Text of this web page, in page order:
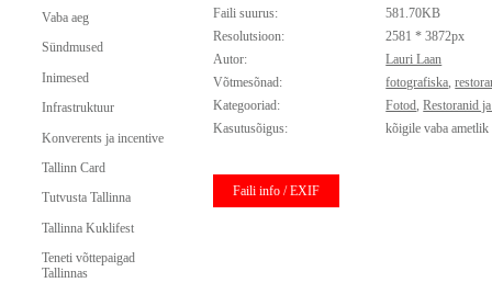
Vaba aeg
Sündmused
Inimesed
Infrastruktuur
Konverents ja incentive
Tallinn Card
Tutvusta Tallinna
Tallinna Kuklifest
Teneti võttepaigad
Tallinnas
Faili suurus:
581.70KB
Resolutsioon:
2581 * 3872px
Autor:
Lauri Laan
Võtmesõnad:
fotografiska,
Kategooriad:
Fotod,Restoranid
Kasutusõigus:
kõigile vaba
Faili info / EXIF